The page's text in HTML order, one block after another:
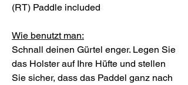
(RT) Paddle included
Wie benutzt man:
Schnall deinen Gürtel enger. Legen Sie
das Holster auf Ihre Hüfte und stellen
Sie sicher, dass das Paddel ganz nach